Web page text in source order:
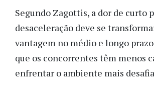
Segundo Zagottis, a dor de curto
desaceleração deve se
vantagem no médio e longo
que os concorrentes têm menos
enfrentar o ambiente mais